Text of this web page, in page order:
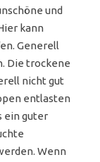
und
kann
Generell
Die trockene
nicht gut
entlasten
ein guter
Wenn